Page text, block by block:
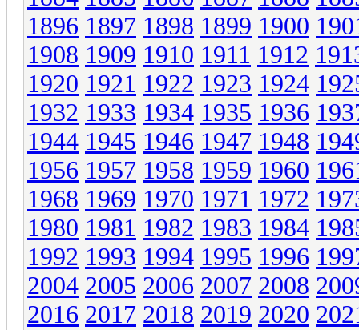
1896 1897 1898 1899 1900
1908 1909 1910 1911 1912
1920 1921 1922 1923 1924
1932 1933 1934 1935 1936
1944 1945 1946 1947 1948
1956 1957 1958 1959 1960
1968 1969 1970 1971 1972
1980 1981 1982 1983 1984
1992 1993 1994 1995 1996
2004 2005 2006 2007 2008
2016 2017 2018 2019 2020